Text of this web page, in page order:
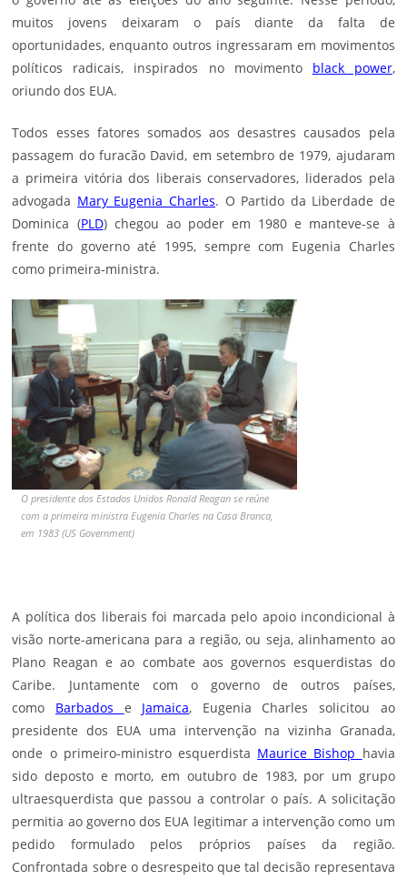
muitos jovens deixaram o país diante da falta de
oportunidades, enquanto outros ingressaram em movimentos
políticos radicais, inspirados no movimento black power,
oriundo dos EUA.
Todos esses fatores somados aos desastres causados pela
passagem do furacão David, em setembro de 1979, ajudaram
a primeira vitória dos liberais conservadores, liderados pela
advogada Mary Eugenia Charles. O Partido da Liberdade de
Dominica (PLD) chegou ao poder em 1980 e manteve-se à
frente do governo até 1995, sempre com Eugenia Charles
como primeira-ministra.
O presidente dos Estados Unidos Ronald Reagan se reúne
com a primeira ministra Eugenia Charles na Casa Branca,
em 1983 (US Government)
A política dos liberais foi marcada pelo apoio incondicional à
visão norte-americana para a região, ou seja, alinhamento ao
Plano Reagan e ao combate aos governos esquerdistas do
Caribe. Juntamente com o governo de outros países,
como Barbados e Jamaica, Eugenia Charles solicitou ao
presidente dos EUA uma intervenção na vizinha Granada,
onde o primeiro-ministro esquerdista Maurice Bishop havia
sido deposto e morto, em outubro de 1983, por um grupo
ultraesquerdista que passou a controlar o país. A solicitação
permitia ao governo dos EUA legitimar a intervenção como um
pedido formulado pelos próprios países da região.
Confrontada sobre o desrespeito que tal decisão representava